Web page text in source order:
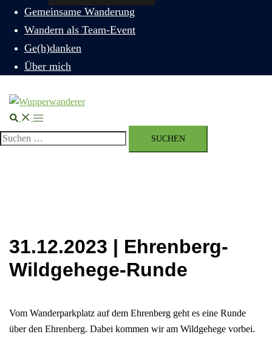
Gemeinsame Wanderung
Wandern als Team-Event
Ge(h)danken
Über mich
Suche Menü
umschalten
Suchen
31.12.2023 | Ehrenberg-
Wildgehege-Runde
Vom Wanderparkplatz auf dem Ehrenberg geht es eine Runde
über den Ehrenberg. Dabei kommen wir am Wildgehege vorbei.